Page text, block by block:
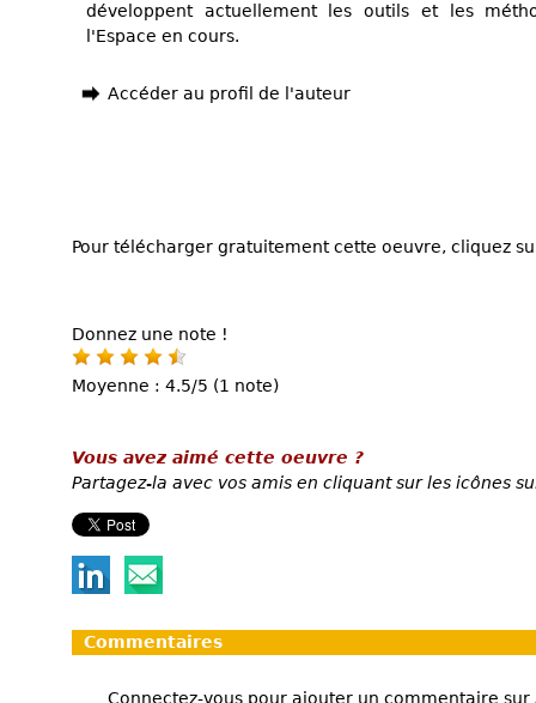
développent actuellement les outils et les
l'Espace en cours.
Accéder au profil de l'auteur
Pour télécharger gratuitement cette oeuvre, cliquez
Donnez une note !
Moyenne : 4.5/5 (1 note)
Vous avez aimé cette oeuvre ?
Partagez-la avec vos amis en cliquant sur les icônes
Commentaires
Connectez-vous pour ajouter un commentaire sur